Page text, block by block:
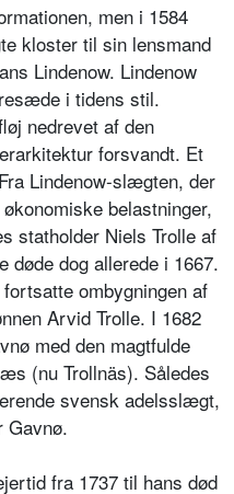
men i 1584
kloster til sin lensmand
Lindenow. Lindenow
i tidens stil.
nedrevet af den
forsvandt. Et
Lindenow-slægten, der
belastninger,
statholder Niels Trolle af
døde dog allerede i 1667.
ombygningen af
Arvid Trolle. I 1682
med den magtfulde
(nu Trollnäs). Således
svensk adelsslægt,
Gavnø.
fra 1737 til hans død